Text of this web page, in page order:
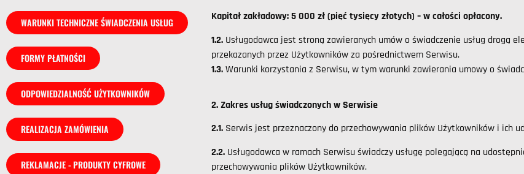
WARUNKI TECHNICZNE ŚWIADCZENIA USŁUG
FORMY PŁATNOŚCI
ODPOWIEDZIALNOŚĆ UŻYTKOWNIKÓW
REALIZACJA ZAMÓWIENIA
REKLAMACJE - PRODUKTY CYFROWE
Kapitał zakładowy: 5 000 zł (pięć tysięcy złotych) – w całości opłacony.
1.2. Usługodawca jest stroną zawieranych umów o świadczenie usług drogą
przekazanych przez Użytkowników za pośrednictwem Serwisu.
1.3.Warunki korzystania z Serwisu, w tym warunki zawierania umowy o
2. Zakres usług świadczonych w Serwisie
2.1. Serwis jest przeznaczony do przechowywania plików Użytkowników i ich
2.2. Usługodawca w ramach Serwisu świadczy usługę polegającą na
przechowywania plików Użytkowników.